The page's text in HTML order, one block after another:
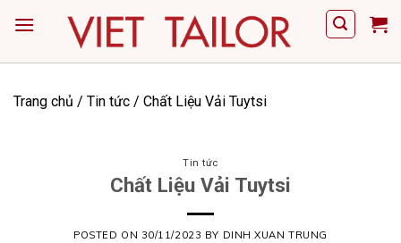
Trang chủ / Tin tức / Chất Liệu Vải Tuytsi
Tin tức
Chất Liệu Vải Tuytsi
POSTED ON 30/11/2023 BY DINH XUAN TRUNG